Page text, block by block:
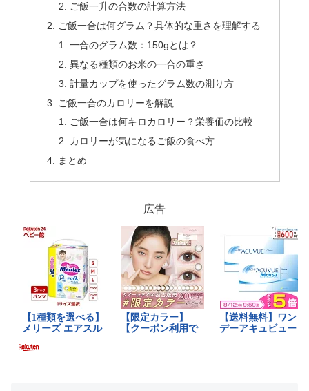
ご飯一升の合数の計算方法
ご飯一合は何グラム？具体的な重さを理解する
一合のグラム数：150gとは？
異なる種類のお米の一合の重さ
計量カップを使ったグラム数の測り方
ご飯一合のカロリーを解説
ご飯一合は何キロカロリー？栄養価の比較
カロリーが気になるご飯の食べ方
まとめ
広告